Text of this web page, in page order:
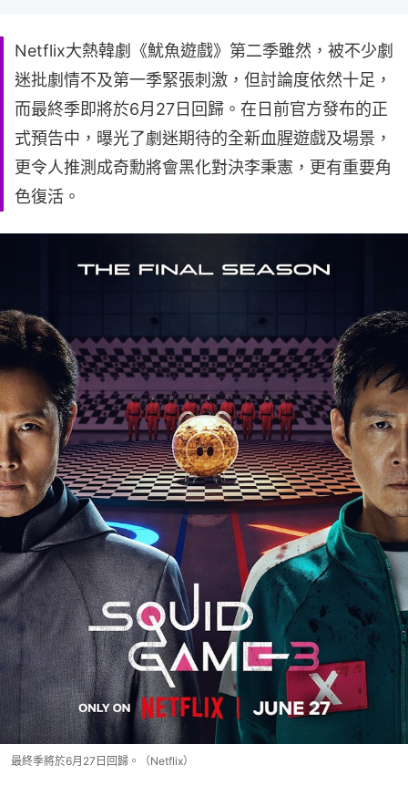
Netflix大熱韓劇《魷魚遊戲》第二季雖然，被不少劇
迷批劇情不及第一季緊張刺激，但討論度依然十足，
而最終季即將於6月27日回歸。在日前官方發布的正
式預告中，曝光了劇迷期待的全新血腥遊戲及場景，
更令人推測成奇勳將會黑化對決李秉憲，更有重要角
色復活。
最終季將於6月27日回歸。（Netflix）